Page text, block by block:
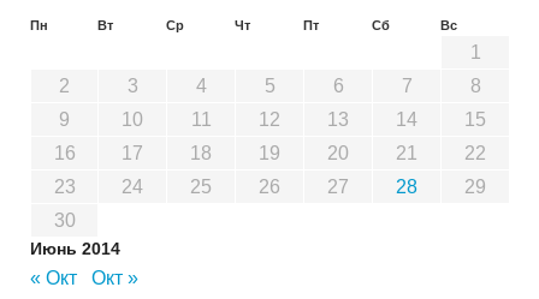
Июнь 2014
Пн Вт Ср Чт Пт Сб Вс
1
2
3 4 5 6 7
8
9
10 11 12 13 14
15
16
17 18 19 20 21
22
23
24 25 26 27 28
29
30
« Окт Окт »